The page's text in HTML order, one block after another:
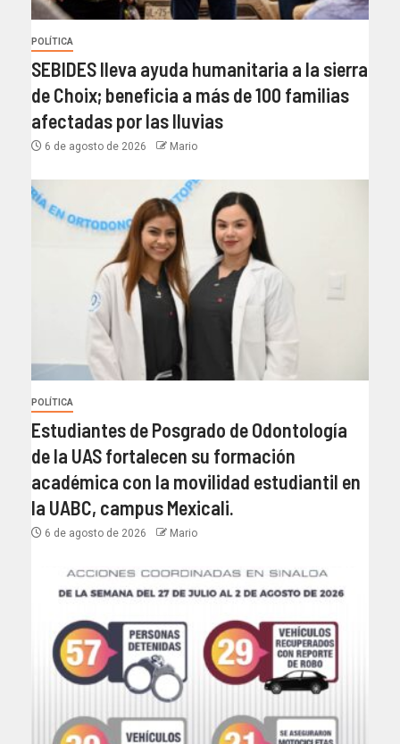
POLÍTICA
SEBIDES lleva ayuda humanitaria a la sierra
de Choix; beneficia a más de 100 familias
afectadas por las lluvias
6 de agosto de 2026 Mario
POLÍTICA
Estudiantes de Posgrado de Odontología
de la UAS fortalecen su formación
académica con la movilidad estudiantil en
la UABC, campus Mexicali.
6 de agosto de 2026 Mario